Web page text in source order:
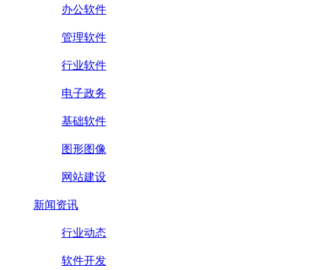
办公软件
管理软件
行业软件
电子政务
基础软件
图形图像
网站建设
新闻资讯
行业动态
软件开发